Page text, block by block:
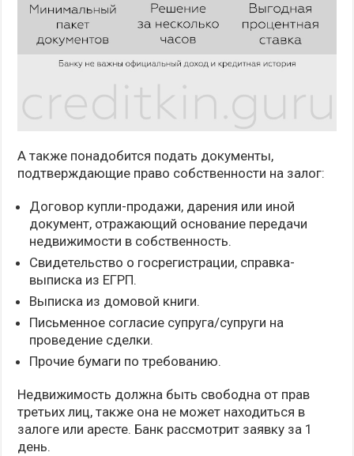
А также понадобится подать документы,
подтверждающие право собственности на залог:
Договор купли-продажи, дарения или иной
документ, отражающий основание передачи
недвижимости в собственность.
Свидетельство о госрегистрации, справка-
выписка из ЕГРП.
Выписка из домовой книги.
Письменное согласие супруга/супруги на
проведение сделки.
Прочие бумаги по требованию.
Недвижимость должна быть свободна от прав
третьих лиц, также она не может находиться в
залоге или аресте. Банк рассмотрит заявку за 1
день.